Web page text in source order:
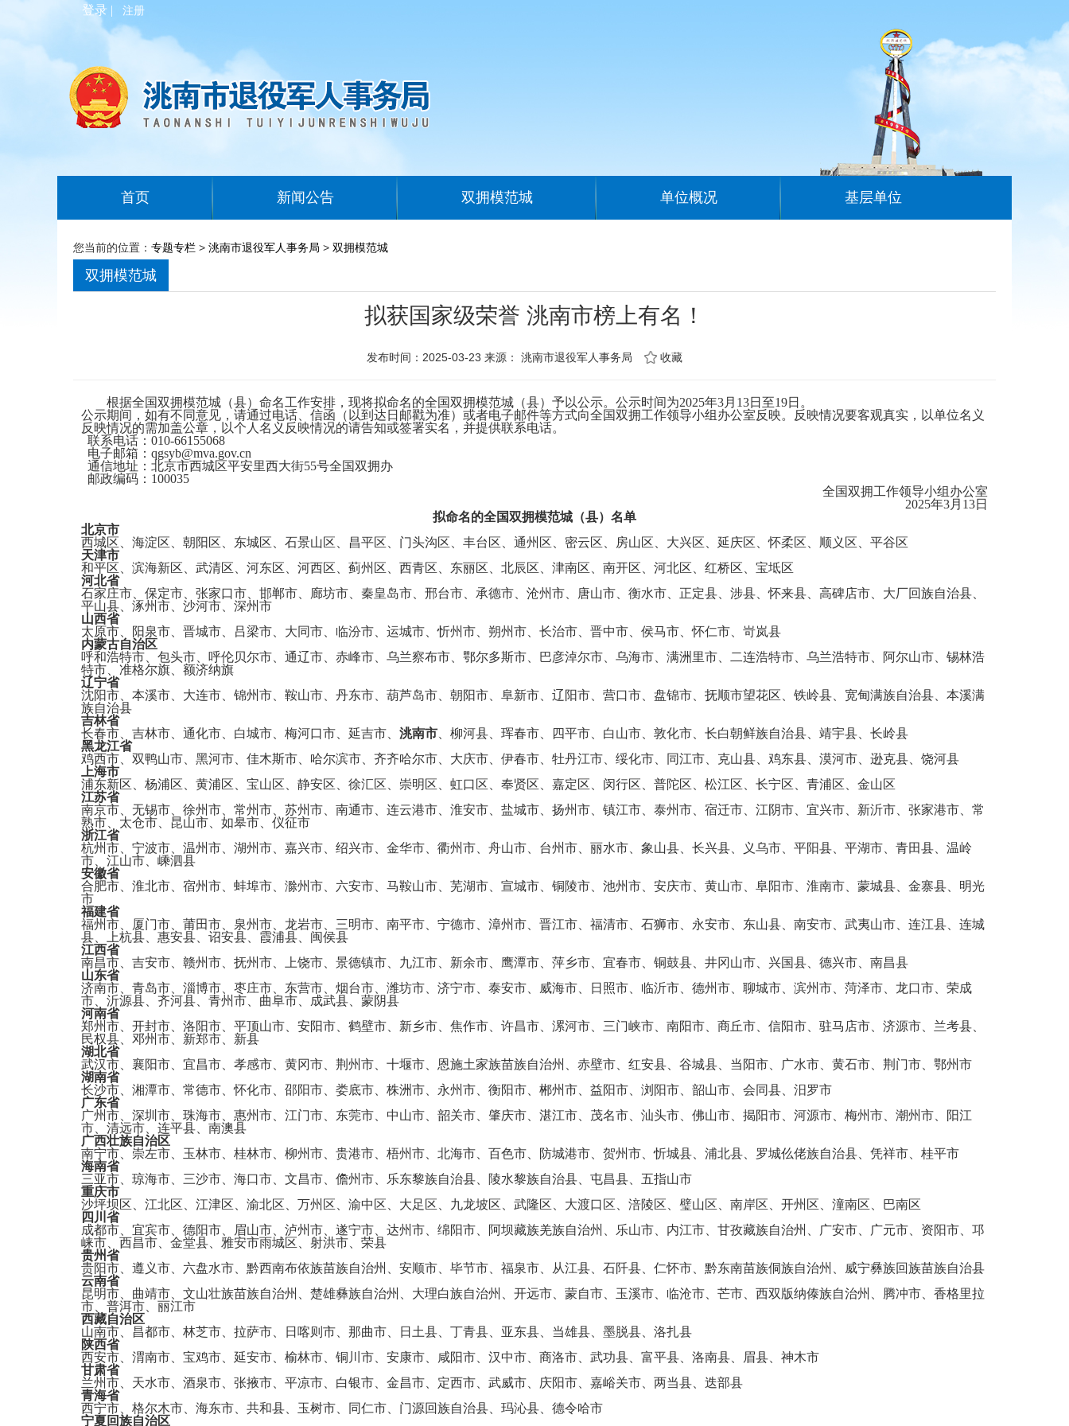
登录 | 注册
首页 新闻公告 双拥模范城 单位概况 基层单位
您当前的位置： 专题专栏 > 洮南市退役军人事务局 > 双拥模范城
双拥模范城
拟获国家级荣誉 洮南市榜上有名！
发布时间：2025-03-23 来源： 洮南市退役军人事务局 收藏
根据全国双拥模范城（县）命名工作安排，现将拟命名的全国双拥模范城（县）予以公示。公示时间为2025年3月13日至19日。
公示期间，如有不同意见，请通过电话、信函（以到达日邮戳为准）或者电子邮件等方式向全国双拥工作领导小组办公室反映。反映情况要客观真实，以单位名义
反映情况的需加盖公章，以个人名义反映情况的请告知或签署实名，并提供联系电话。
联系电话：010-66155068
电子邮箱：qgsyb@mva.gov.cn
通信地址：北京市西城区平安里西大街55号全国双拥办
邮政编码：100035
全国双拥工作领导小组办公室
2025年3月13日
拟命名的全国双拥模范城（县）名单
北京市
西城区、海淀区、朝阳区、东城区、石景山区、昌平区、门头沟区、丰台区、通州区、密云区、房山区、大兴区、延庆区、怀柔区、顺义区、平谷区
天津市
和平区、滨海新区、武清区、河东区、河西区、蓟州区、西青区、东丽区、北辰区、津南区、南开区、河北区、红桥区、宝坻区
河北省
石家庄市、保定市、张家口市、邯郸市、廊坊市、秦皇岛市、邢台市、承德市、沧州市、唐山市、衡水市、正定县、涉县、怀来县、高碑店市、大厂回族自治县、
平山县、涿州市、沙河市、深州市
山西省
太原市、阳泉市、晋城市、吕梁市、大同市、临汾市、运城市、忻州市、朔州市、长治市、晋中市、侯马市、怀仁市、岢岚县
内蒙古自治区
呼和浩特市、包头市、呼伦贝尔市、通辽市、赤峰市、乌兰察布市、鄂尔多斯市、巴彦淖尔市、乌海市、满洲里市、二连浩特市、乌兰浩特市、阿尔山市、锡林浩
特市、准格尔旗、额济纳旗
辽宁省
沈阳市、本溪市、大连市、锦州市、鞍山市、丹东市、葫芦岛市、朝阳市、阜新市、辽阳市、营口市、盘锦市、抚顺市望花区、铁岭县、宽甸满族自治县、本溪满
族自治县
吉林省
长春市、吉林市、通化市、白城市、梅河口市、延吉市、 洮南市 、柳河县、珲春市、四平市、白山市、敦化市、长白朝鲜族自治县、靖宇县、长岭县
黑龙江省
鸡西市、双鸭山市、黑河市、佳木斯市、哈尔滨市、齐齐哈尔市、大庆市、伊春市、牡丹江市、绥化市、同江市、克山县、鸡东县、漠河市、逊克县、饶河县
上海市
浦东新区、杨浦区、黄浦区、宝山区、静安区、徐汇区、崇明区、虹口区、奉贤区、嘉定区、闵行区、普陀区、松江区、长宁区、青浦区、金山区
江苏省
南京市、无锡市、徐州市、常州市、苏州市、南通市、连云港市、淮安市、盐城市、扬州市、镇江市、泰州市、宿迁市、江阴市、宜兴市、新沂市、张家港市、常
熟市、太仓市、昆山市、如皋市、仪征市
浙江省
杭州市、宁波市、温州市、湖州市、嘉兴市、绍兴市、金华市、衢州市、舟山市、台州市、丽水市、象山县、长兴县、义乌市、平阳县、平湖市、青田县、温岭
市、江山市、嵊泗县
安徽省
合肥市、淮北市、宿州市、蚌埠市、滁州市、六安市、马鞍山市、芜湖市、宣城市、铜陵市、池州市、安庆市、黄山市、阜阳市、淮南市、蒙城县、金寨县、明光
市
福建省
福州市、厦门市、莆田市、泉州市、龙岩市、三明市、南平市、宁德市、漳州市、晋江市、福清市、石狮市、永安市、东山县、南安市、武夷山市、连江县、连城
县、上杭县、惠安县、诏安县、霞浦县、闽侯县
江西省
南昌市、吉安市、赣州市、抚州市、上饶市、景德镇市、九江市、新余市、鹰潭市、萍乡市、宜春市、铜鼓县、井冈山市、兴国县、德兴市、南昌县
山东省
济南市、青岛市、淄博市、枣庄市、东营市、烟台市、潍坊市、济宁市、泰安市、威海市、日照市、临沂市、德州市、聊城市、滨州市、菏泽市、龙口市、荣成
市、沂源县、齐河县、青州市、曲阜市、成武县、蒙阴县
河南省
郑州市、开封市、洛阳市、平顶山市、安阳市、鹤壁市、新乡市、焦作市、许昌市、漯河市、三门峡市、南阳市、商丘市、信阳市、驻马店市、济源市、兰考县、
民权县、邓州市、新郑市、新县
湖北省
武汉市、襄阳市、宜昌市、孝感市、黄冈市、荆州市、十堰市、恩施土家族苗族自治州、赤壁市、红安县、谷城县、当阳市、广水市、黄石市、荆门市、鄂州市
湖南省
长沙市、湘潭市、常德市、怀化市、邵阳市、娄底市、株洲市、永州市、衡阳市、郴州市、益阳市、浏阳市、韶山市、会同县、汨罗市
广东省
广州市、深圳市、珠海市、惠州市、江门市、东莞市、中山市、韶关市、肇庆市、湛江市、茂名市、汕头市、佛山市、揭阳市、河源市、梅州市、潮州市、阳江
市、清远市、连平县、南澳县
广西壮族自治区
南宁市、崇左市、玉林市、桂林市、柳州市、贵港市、梧州市、北海市、百色市、防城港市、贺州市、忻城县、浦北县、罗城仫佬族自治县、凭祥市、桂平市
海南省
三亚市、琼海市、三沙市、海口市、文昌市、儋州市、乐东黎族自治县、陵水黎族自治县、屯昌县、五指山市
重庆市
沙坪坝区、江北区、江津区、渝北区、万州区、渝中区、大足区、九龙坡区、武隆区、大渡口区、涪陵区、璧山区、南岸区、开州区、潼南区、巴南区
四川省
成都市、宜宾市、德阳市、眉山市、泸州市、遂宁市、达州市、绵阳市、阿坝藏族羌族自治州、乐山市、内江市、甘孜藏族自治州、广安市、广元市、资阳市、邛
崃市、西昌市、金堂县、雅安市雨城区、射洪市、荣县
贵州省
贵阳市、遵义市、六盘水市、黔西南布依族苗族自治州、安顺市、毕节市、福泉市、从江县、石阡县、仁怀市、黔东南苗族侗族自治州、威宁彝族回族苗族自治县
云南省
昆明市、曲靖市、文山壮族苗族自治州、楚雄彝族自治州、大理白族自治州、开远市、蒙自市、玉溪市、临沧市、芒市、西双版纳傣族自治州、腾冲市、香格里拉
市、普洱市、丽江市
西藏自治区
山南市、昌都市、林芝市、拉萨市、日喀则市、那曲市、日土县、丁青县、亚东县、当雄县、墨脱县、洛扎县
陕西省
西安市、渭南市、宝鸡市、延安市、榆林市、铜川市、安康市、咸阳市、汉中市、商洛市、武功县、富平县、洛南县、眉县、神木市
甘肃省
兰州市、天水市、酒泉市、张掖市、平凉市、白银市、金昌市、定西市、武威市、庆阳市、嘉峪关市、两当县、迭部县
青海省
西宁市、格尔木市、海东市、共和县、玉树市、同仁市、门源回族自治县、玛沁县、德令哈市
宁夏回族自治区